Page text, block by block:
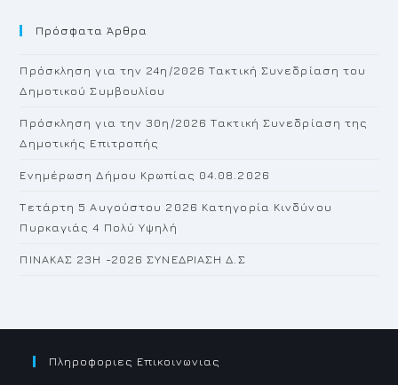
Πρόσφατα Άρθρα
Πρόσκληση για την 24η/2026 Τακτική Συνεδρίαση του
Δημοτικού Συμβουλίου
Πρόσκληση για την 30η/2026 Τακτική Συνεδρίαση της
Δημοτικής Επιτροπής
Ενημέρωση Δήμου Κρωπίας 04.08.2026
Τετάρτη 5 Αυγούστου 2026 Κατηγορία Κινδύνου
Πυρκαγιάς 4 Πολύ Υψηλή
ΠΙΝΑΚΑΣ 23H -2026 ΣΥΝΕΔΡΙΑΣΗ Δ.Σ
Πληροφοριες Επικοινωνιας